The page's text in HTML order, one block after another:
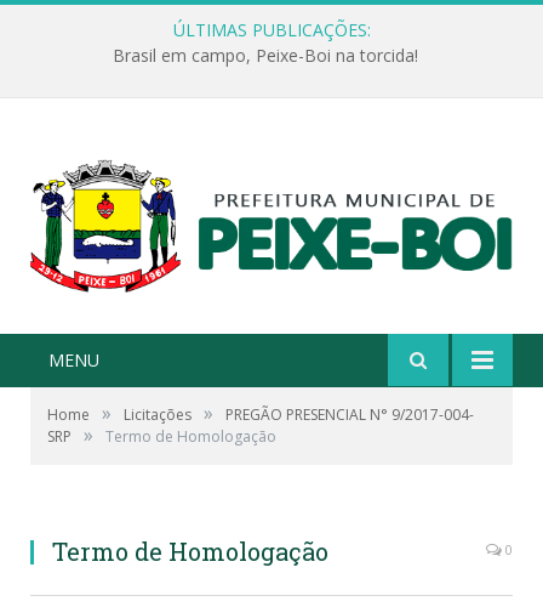
ÚLTIMAS PUBLICAÇÕES:
Brasil em campo, Peixe-Boi na torcida!
MENU
Home » Licitações »
PREGÃO PRESENCIAL N° 9/2017-004-
SRP
» Termo de Homologação
Termo de Homologação 0